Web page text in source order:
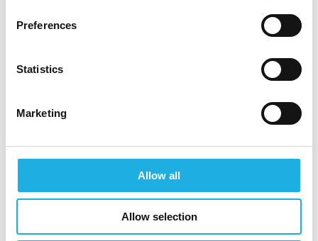
Preferences
Statistics
Marketing
Allow all
Allow selection
cat@compasshrg.com. Vi screener løbende og
muligt. Bemærk venligst, at vi behandler alle
svar til den mailadresse, som du oplyser.
Ansøgningsfrist: Så hurtigt som muligt
Arbejdssted: Syddanmark
: 2516.242
Virksomhed: Anonym